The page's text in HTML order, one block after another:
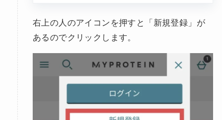
右上の人のアイコンを押すと「新規登録」が
あるのでクリックします。